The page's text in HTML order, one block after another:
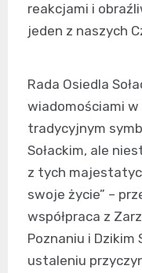
reakcjami i
jeden z naszych
Rada Osiedla
wiadomościami w
tradycyjnym
Sołackim, ale
z tych
swoje życie” –
współpraca z
Poznaniu i Dzikim
ustaleniu